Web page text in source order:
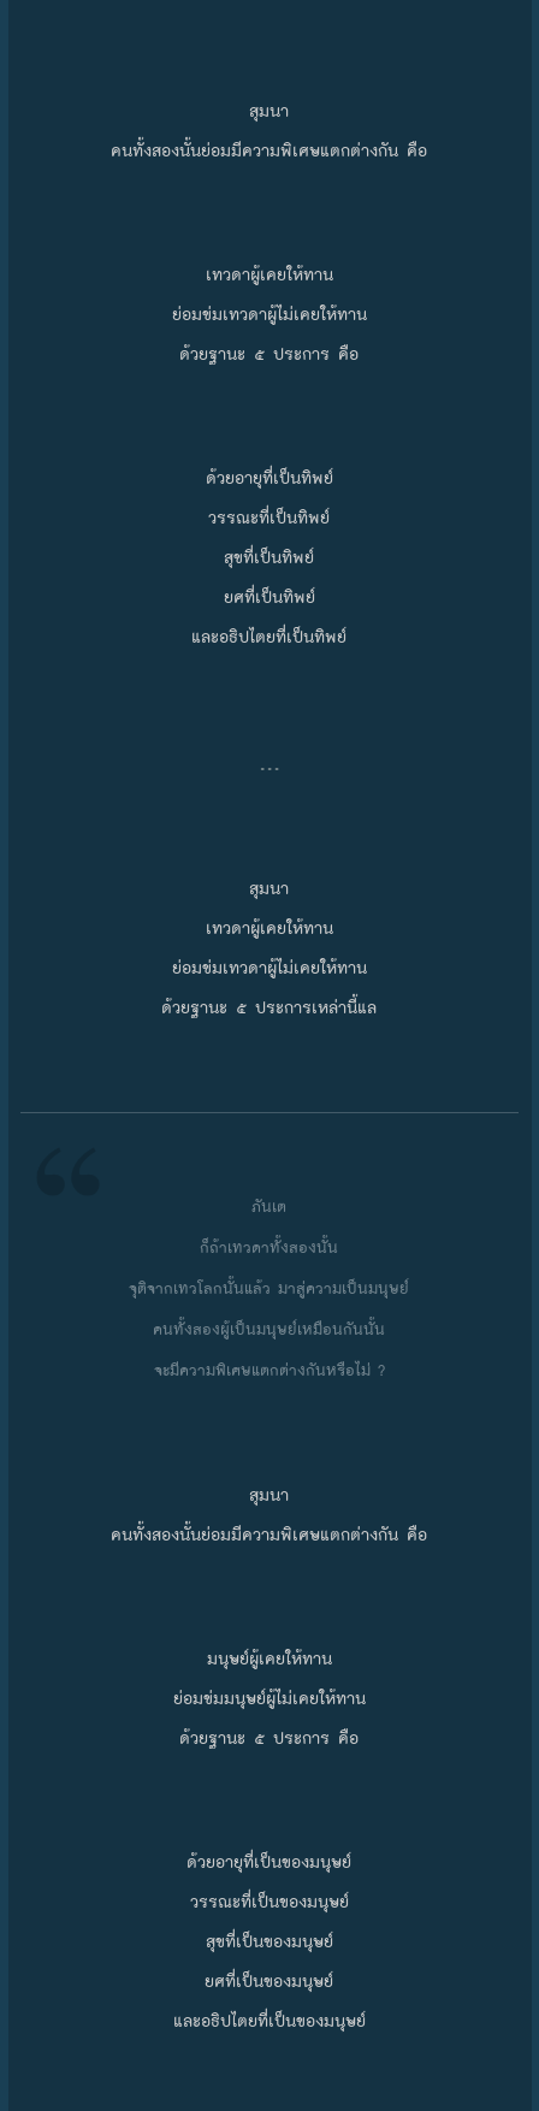
สุมนา
คนทั้งสองนั้นย่อมมีความพิเศษแตกต่างกัน คือ
เทวดาผู้เคยให้ทาน
ย่อมข่มเทวดาผู้ไม่เคยให้ทาน
ด้วยฐานะ ๕ ประการ คือ
ด้วยอายุที่เป็นทิพย์
วรรณะที่เป็นทิพย์
สุขที่เป็นทิพย์
ยศที่เป็นทิพย์
และอธิปไตยที่เป็นทิพย์
…
สุมนา
เทวดาผู้เคยให้ทาน
ย่อมข่มเทวดาผู้ไม่เคยให้ทาน
ด้วยฐานะ ๕ ประการเหล่านี้แล
ภันเต
ก็ถ้าเทวดาทั้งสองนั้น
จุติจากเทวโลกนั้นแล้ว มาสู่ความเป็นมนุษย์
คนทั้งสองผู้เป็นมนุษย์เหมือนกันนั้น
จะมีความพิเศษแตกต่างกันหรือไม่ ?
สุมนา
คนทั้งสองนั้นย่อมมีความพิเศษแตกต่างกัน คือ
มนุษย์ผู้เคยให้ทาน
ย่อมข่มมนุษย์ผู้ไม่เคยให้ทาน
ด้วยฐานะ ๕ ประการ คือ
ด้วยอายุที่เป็นของมนุษย์
วรรณะที่เป็นของมนุษย์
สุขที่เป็นของมนุษย์
ยศที่เป็นของมนุษย์
และอธิปไตยที่เป็นของมนุษย์